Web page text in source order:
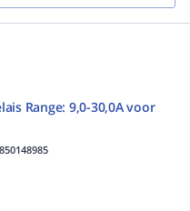
Range: 9,0-30,0A voor